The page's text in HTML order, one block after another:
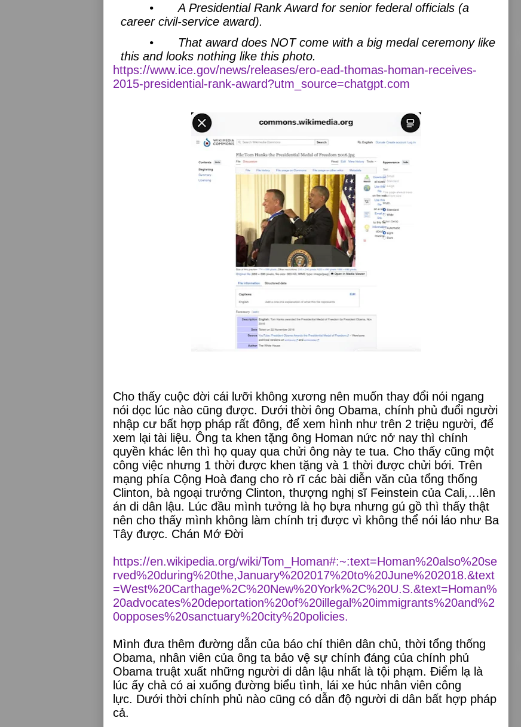
•
A Presidential Rank Award for senior federal officials (a
career civil-service award).
•
That award does NOT come with a big medal ceremony like
this and looks nothing like this photo.
https://www.ice.gov/news/releases/ero-ead-thomas-homan-receives-
2015-presidential-rank-award?utm_source=chatgpt.com
Cho thấy cuộc đời cái lưỡi không xương nên muốn thay đổi nói ngang
nói dọc lúc nào cũng được. Dưới thời ông Obama, chính phủ đuổi người
nhập cư bất hợp pháp rất đông, để xem hình như trên 2 triệu người, để
xem lại tài liệu. Ông ta khen tặng ông Homan nức nở nay thì chính
quyền khác lên thì họ quay qua chửi ông này te tua. Cho thấy cũng một
công việc nhưng 1 thời được khen tặng và 1 thời được chửi bới. Trên
mạng phía Cộng Hoà đang cho rò rĩ các bài diễn văn của tổng thống
Clinton, bà ngoại trưởng Clinton, thượng nghị sĩ Feinstein của Cali,…lên
án di dân lậu. Lúc đầu mình tưởng là họ bựa nhưng gú gồ thì thấy thật
nên cho thấy mình không làm chính trị được vì không thể nói láo như Ba
Tây được. Chán Mớ Đời
https://en.wikipedia.org/wiki/Tom_Homan#:~:text=Homan%20also%20se
rved%20during%20the,January%202017%20to%20June%202018.&text
=West%20Carthage%2C%20New%20York%2C%20U.S.&text=Homan%
20advocates%20deportation%20of%20illegal%20immigrants%20and%2
0opposes%20sanctuary%20city%20policies.
Mình đưa thêm đường dẫn của báo chí thiên dân chủ, thời tổng thống
Obama, nhân viên của ông ta bảo vệ sự chính đáng của chính phủ
Obama truật xuất những người di dân lậu nhất là tội phạm. Điểm lạ là
lúc ấy chả có ai xuống đường biểu tình, lái xe húc nhân viên công
lực. Dưới thời chính phủ nào cũng có dẫn độ người di dân bất hợp pháp
cả.